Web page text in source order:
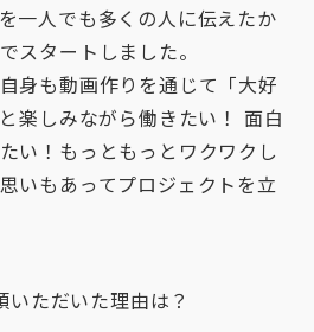
一人でも多くの人に伝えたか
スタートしました。
身も動画作りを通じて「大好
楽しみながら働きたい！ 面白
い！もっともっとワクワクし
いもあってプロジェクトを立
ただいた理由は？